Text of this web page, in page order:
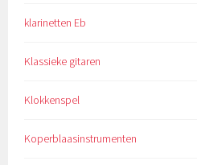
klarinetten Eb
Klassieke gitaren
Klokkenspel
Koperblaasinstrumenten